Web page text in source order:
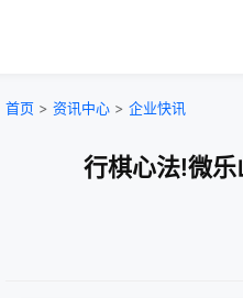
首页 > 资讯中心 > 企业快讯
行棋心法!微